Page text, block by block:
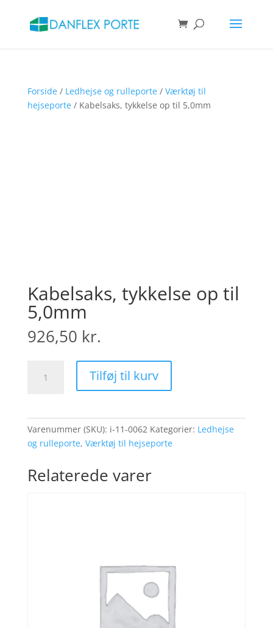
Forside/ Ledhejse og rulleporte/ Værktøj til
hejseporte/ Kabelsaks, tykkelse op til 5,0mm
Kabelsaks, tykkelse op til
5,0mm
926,50 kr.
tykkelse
Tilføj til kurv
Varenummer (SKU): i-11-0062 Kategorier: Ledhejse
og rulleporte, Værktøj til hejseporte
Relaterede varer